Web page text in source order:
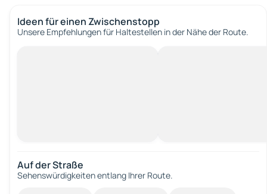
Ideen für einen Zwischenstopp
Unsere Empfehlungen für Haltestellen in der Nähe der Route.
Auf der Straße
Sehenswürdigkeiten entlang Ihrer Route.